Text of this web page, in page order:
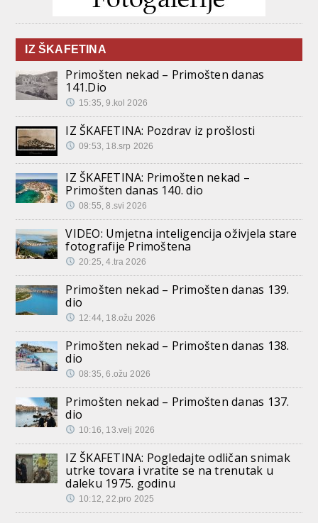
IZ ŠKAFETINA
Primošten nekad – Primošten danas
141.Dio
15:35, 9.kol 2026
IZ ŠKAFETINA: Pozdrav iz prošlosti
09:53, 18.srp 2026
IZ ŠKAFETINA: Primošten nekad –
Primošten danas 140. dio
08:55, 8.svi 2026
VIDEO: Umjetna inteligencija oživjela stare
fotografije Primoštena
20:25, 4.tra 2026
Primošten nekad – Primošten danas 139.
dio
12:44, 18.ožu 2026
Primošten nekad – Primošten danas 138.
dio
08:35, 6.ožu 2026
Primošten nekad – Primošten danas 137.
dio
10:16, 13.velj 2026
IZ ŠKAFETINA: Pogledajte odličan snimak
utrke tovara i vratite se na trenutak u
daleku 1975. godinu
10:12, 22.pro 2025